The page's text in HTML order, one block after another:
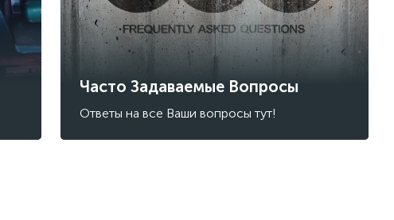
Часто Задаваемые Вопросы
Ответы на все Ваши вопросы тут!